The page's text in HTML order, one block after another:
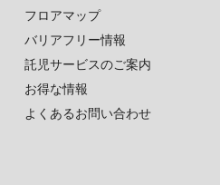
フロアマップ
バリアフリー情報
託児サービスのご案内
お得な情報
よくあるお問い合わせ